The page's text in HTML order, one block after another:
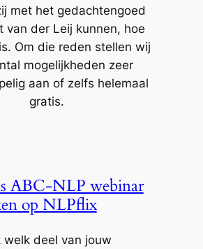
met het gedachtengoed
van der Leij kunnen, hoe
Om die reden stellen wij
mogelijkheden zeer
aan of zelfs helemaal
gratis.
ABC-NLP webinar
op NLPflix
welk deel van jouw